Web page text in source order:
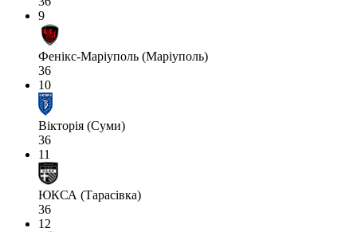
9
Фенікс-Маріуполь (Маріуполь)
36
10
Вікторія (Суми)
36
11
ЮКСА (Тарасівка)
36
12